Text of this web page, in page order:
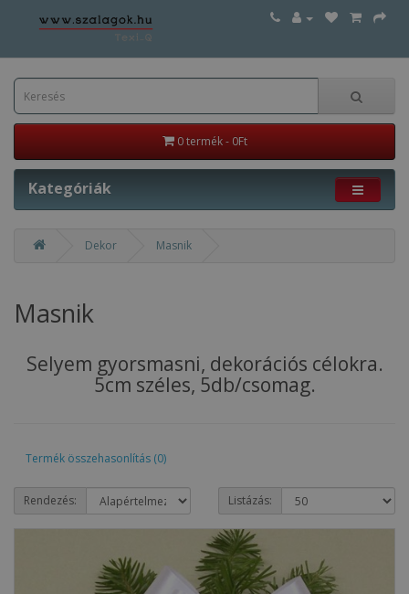
0 termék - 0Ft
Kategóriák
Dekor Masnik
Masnik
Selyem gyorsmasni, dekorációs célokra.
5cm széles, 5db/csomag.
Termék összehasonlítás (0)
Rendezés: Listázás: